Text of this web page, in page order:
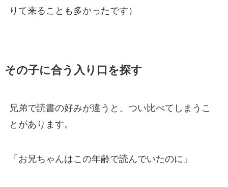
りて来ることも多かったです）
その子に合う入り口を探す
兄弟で読書の好みが違うと、つい比べてしまうこ
とがあります。
「お兄ちゃんはこの年齢で読んでいたのに」